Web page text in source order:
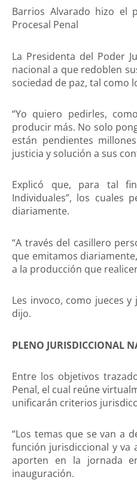
Barrios Alvarado hizo el
Procesal Penal
La Presidenta del Poder
nacional a que redoblen
sociedad de paz, tal como
“Yo quiero pedirles,
producir más. No solo
están pendientes
justicia y solución a sus
Explicó que, para tal
Individuales”, los cuales
diariamente.
“A través del casillero
que emitamos
a la producción que
Les invoco, como jueces
dijo.
PLENO JURISDICCIONAL
Entre los objetivos
Penal, el cual reúne
unificarán criterios
“Los temas que se van a
función jurisdiccional y va
aporten en la jornada
inauguración.